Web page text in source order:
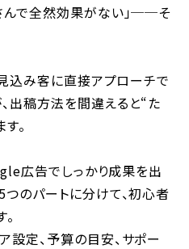
んで全然効果がない」──そ
込み客に直接アプローチで
出稿方法を間違えると“た
。
広告でしっかり成果を出
のパートに分けて、初心者
設定、予算の目安、サポー